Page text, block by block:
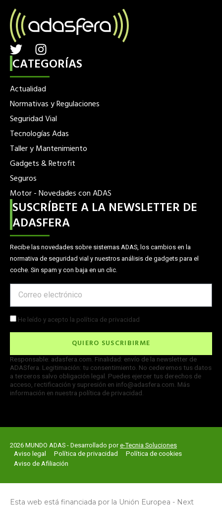
T
w
i
t
t
e
r
I
n
s
t
a
g
r
a
m
CATEGORÍAS
Actualidad
Normativas y Regulaciones
Seguridad Vial
Tecnologías Adas
Taller y Mantenimiento
Gadgets & Retrofit
Seguros
Motor - Novedades con ADAS
SUSCRÍBETE A LA NEWSLETTER DE
ADASFERA
Recibe las novedades sobre sistemas ADAS, los cambios en la
normativa de seguridad vial y nuestros análisis de gadgets para el
coche. Sin spam y con baja en un clic.
CheckHe leído y acepto la política de privacidad
QUIERO SUSCRIBIRME
Responsable: adasfera.com. Finalidad: envío de la newsletter de
ADASfera. Legitimación: tu consentimiento. No cederemos tus datos
a terceros salvo obligación legal. Puedes ejercer tus derechos de
acceso, rectificación y supresión en info@adasfera.com . Más
información en nuestra política de privacidad.
2026 MUNDO ADAS - Desarrollado pore-Tecnia Soluciones
Aviso legal Política de privacidad
Política de cookies
Aviso de Afiliación
Esta web está financiada por la Unión Europea - Next